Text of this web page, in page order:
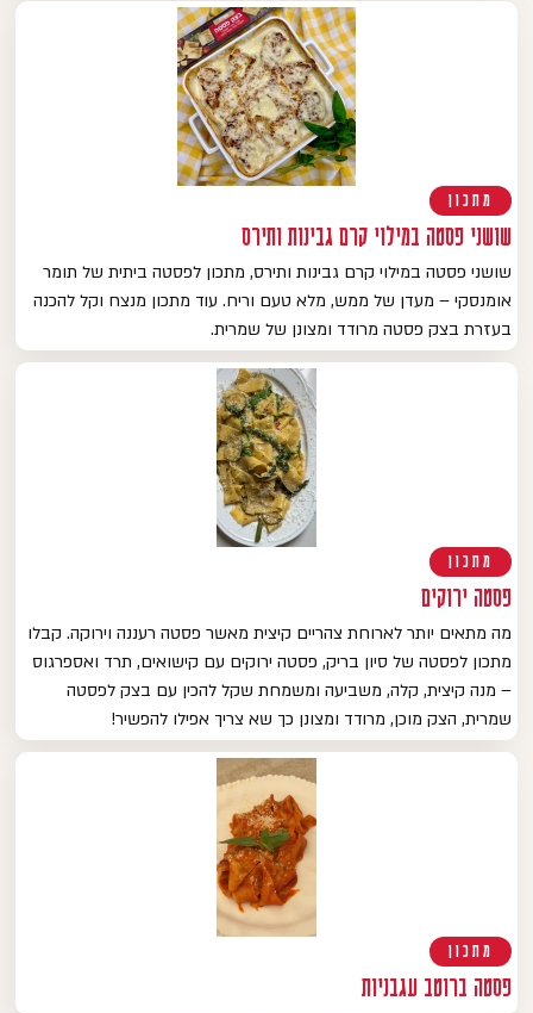
מתכון
שושני פסטה במילוי קרם גבינות ותירס
שושני פסטה במילוי קרם גבינות ותירס, מתכון לפסטה ביתית של תומר
אומנסקי – מעדן של ממש, מלא טעם וריח. עוד מתכון מנצח וקל להכנה
בעזרת בצק פסטה מרודד ומצונן של שמרית.
מתכון
פסטה ירוקים
מה מתאים יותר לארוחת צהריים קיצית מאשר פסטה רעננה וירוקה. קבלו
מתכון לפסטה של סיון בריק, פסטה ירוקים עם קישואים, תרד ואספרגוס
– מנה קיצית, קלה, משביעה ומשמחת שקל להכין עם בצק לפסטה
שמרית, הצק מוכן, מרודד ומצונן כך שא צריך אפילו להפשיר!
מתכון
פסטה ברוטב עגבניות